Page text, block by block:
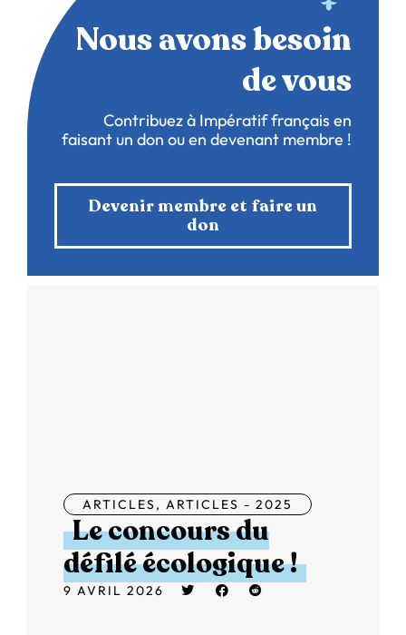
Nous avons besoin
de vous
Contribuez à Impératif français en
faisant un don ou en devenant membre !
Devenir membre et faire un
don
ARTICLES, ARTICLES - 2025
Le concours du
défilé écologique !
9 AVRIL 2026